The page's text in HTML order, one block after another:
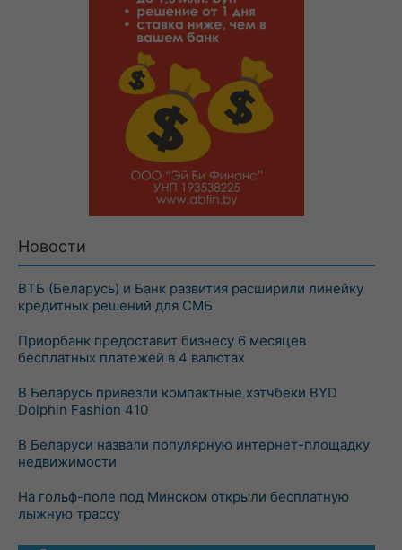
Новости
ВТБ (Беларусь) и Банк развития расширили линейку
кредитных решений для СМБ
Приорбанк предоставит бизнесу 6 месяцев
бесплатных платежей в 4 валютах
В Беларусь привезли компактные хэтчбеки BYD
Dolphin Fashion 410
В Беларуси назвали популярную интернет-площадку
недвижимости
На гольф-поле под Минском открыли бесплатную
лыжную трассу